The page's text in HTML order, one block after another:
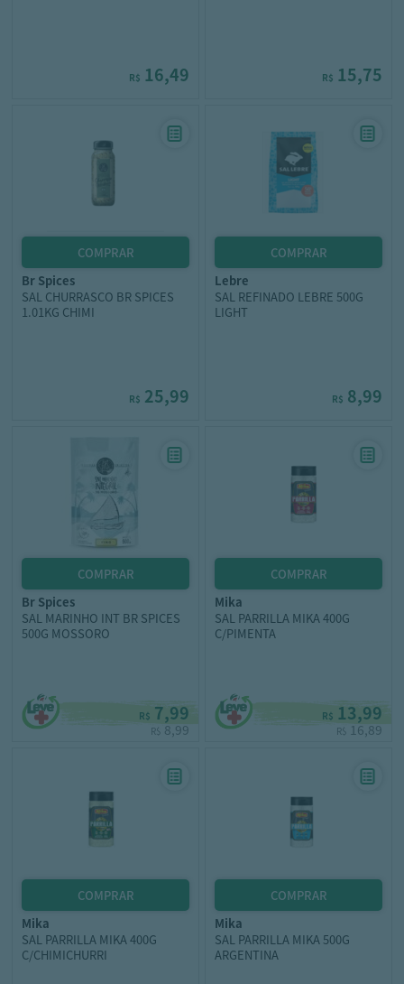
R$ 16,49 R$ 15,75
br spices
SAL CHURRASCO BR SPICES
1.01KG CHIMI
R$ 25,99
lebre
SAL REFINADO LEBRE 500G
LIGHT
R$ 8,99
br spices
SAL MARINHO INT BR SPICES
500G MOSSORO
R$ 7,99
R$ 8,99
mika
SAL PARRILLA MIKA 400G
C/PIMENTA
R$ 13,99
R$ 16,89
mika
SAL PARRILLA MIKA 400G
C/CHIMICHURRI
mika
SAL PARRILLA MIKA 500G
ARGENTINA